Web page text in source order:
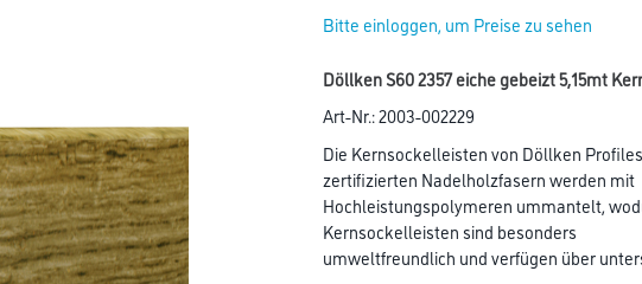
Bitte einloggen, um Preise zu sehen
Döllken S60 2357 eiche gebeizt 5,15mt
Art-Nr.:2003-002229
Die Kernsockelleisten von Döllken
zertifizierten Nadelholzfasern werden mit
Hochleistungspolymeren ummantelt,
Kernsockelleisten sind besonders
umweltfreundlich und verfügen über